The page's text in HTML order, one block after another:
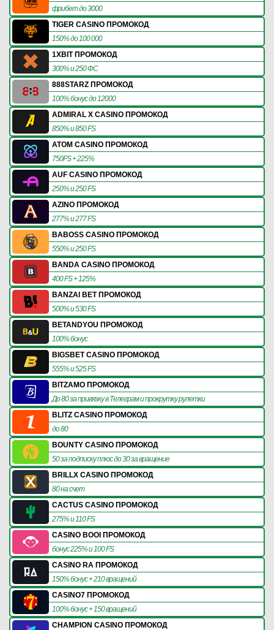
фрибет до 3000
TIGER CASINO ПРОМОКОД
150% до 100 000
1XBIT ПРОМОКОД
300% и 250 ФС
888STARZ ПРОМОКОД
100% бонус до 12000
ADMIRAL X CASINO ПРОМОКОД
850% и 850 FS
ATOM CASINO ПРОМОКОД
750FS + 225%
AUF CASINO ПРОМОКОД
250% и 250 FS
AZINO ПРОМОКОД
277% и 277 FS
BABOSS CASINO ПРОМОКОД
550% и 250 FS
BANDA CASINO ПРОМОКОД
400 FS + 125%
BANZAI BET ПРОМОКОД
500% и 530 FS
BETANDYOU ПРОМОКОД
100% бонус
BIGSBET CASINO ПРОМОКОД
555% и 525 FS
BITZAMO ПРОМОКОД
До 80 за привязку в Телеграм и прокрутку рулетки
BLITZ CASINO ПРОМОКОД
до 80
BOUNTY CASINO ПРОМОКОД
50 за подписку плюс до 30 за вращение
BRILLX CASINO ПРОМОКОД
80 на счет
CACTUS CASINO ПРОМОКОД
275% и 110 FS
CASINO BOOI ПРОМОКОД
бонус 225% и 100 FS
CASINO RA ПРОМОКОД
150% бонус + 210 вращений
CASINO7 ПРОМОКОД
100% бонус + 150 вращений
CHAMPION CASINO ПРОМОКОД